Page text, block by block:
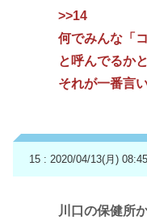
>>14
何でみんな「
と呼んでるか
それが一番言
15 : 2020/04/13(月)
川口の保健所